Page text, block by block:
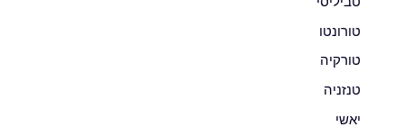
טורונטו
טורקיה
טנזניה
יאשי